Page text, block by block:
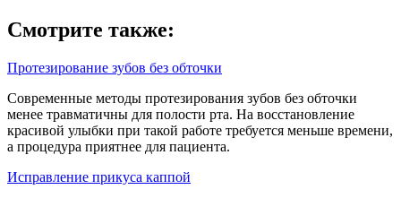
Смотрите также:
Протезирование зубов без обточки
Современные методы протезирования зубов без обточки
менее травматичны для полости рта. На восстановление
красивой улыбки при такой работе требуется меньше времени,
а процедура приятнее для пациента.
Исправление прикуса каппой